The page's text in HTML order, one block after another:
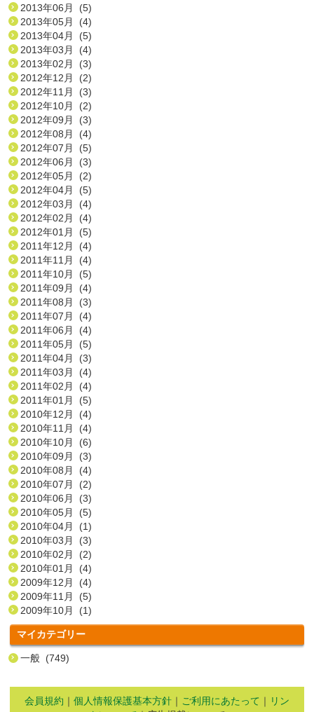
2013年06月 (5)
2013年05月 (4)
2013年04月 (5)
2013年03月 (4)
2013年02月 (3)
2012年12月 (2)
2012年11月 (3)
2012年10月 (2)
2012年09月 (3)
2012年08月 (4)
2012年07月 (5)
2012年06月 (3)
2012年05月 (2)
2012年04月 (5)
2012年03月 (4)
2012年02月 (4)
2012年01月 (5)
2011年12月 (4)
2011年11月 (4)
2011年10月 (5)
2011年09月 (4)
2011年08月 (3)
2011年07月 (4)
2011年06月 (4)
2011年05月 (5)
2011年04月 (3)
2011年03月 (4)
2011年02月 (4)
2011年01月 (5)
2010年12月 (4)
2010年11月 (4)
2010年10月 (6)
2010年09月 (3)
2010年08月 (4)
2010年07月 (2)
2010年06月 (3)
2010年05月 (5)
2010年04月 (1)
2010年03月 (3)
2010年02月 (2)
2010年01月 (4)
2009年12月 (4)
2009年11月 (5)
2009年10月 (1)
マイカテゴリー
一般 (749)
会員規約 ｜ 個人情報保護基本方針 ｜ ご利用にあたって ｜ リン